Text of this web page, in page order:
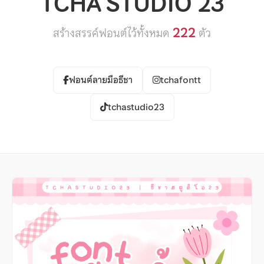
สร้างสรรค์ฟอนต์ไว้ทั้งหมด 222 ตัว
ฟอนต์ลายมือธีชา
tchafontt
tchastudio23